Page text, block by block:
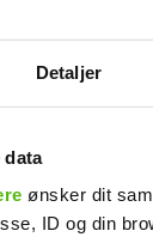
Detaljer
ønsker dit
ID og din
har Lars